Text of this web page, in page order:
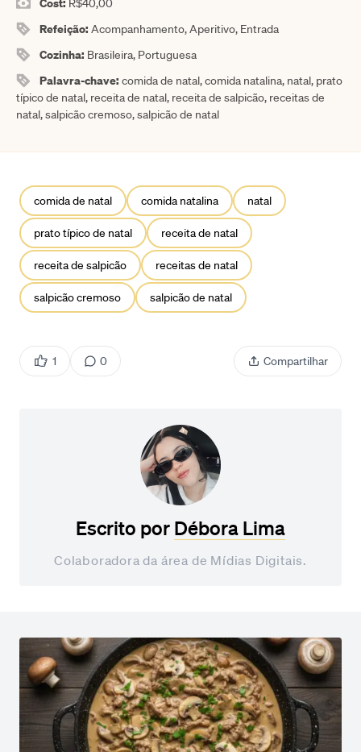
R$40,00
Refeição:Acompanhamento, Aperitivo, Entrada
Cozinha: Brasileira, Portuguesa
Palavra-chave:comida de natal, comida natalina, natal, prato
típico de natal, receita de natal, receita de salpicão, receitas de
natal, salpicão cremoso, salpicão de natal
comida de natal comida natalina natal
prato típico de natal receita de natal
receita de salpicão receitas de natal
salpicão cremoso salpicão de natal
1 0 Compartilhar
Escrito por Débora Lima
Colaboradora da área de Mídias Digitais.